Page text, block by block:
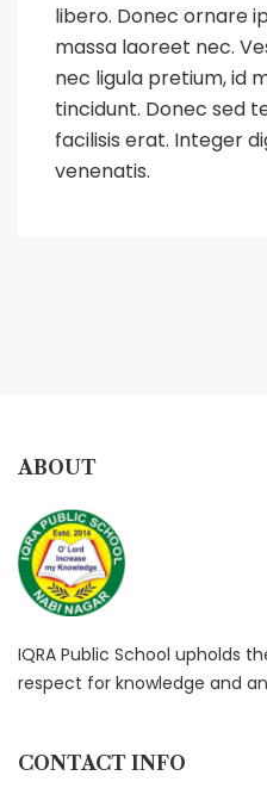
libero. Donec ornare
massa laoreet nec.
nec ligula pretium, id
tincidunt. Donec sed
facilisis erat. Integer
venenatis.
ABOUT
IQRA Public School upholds
respect for knowledge and
CONTACT INFO